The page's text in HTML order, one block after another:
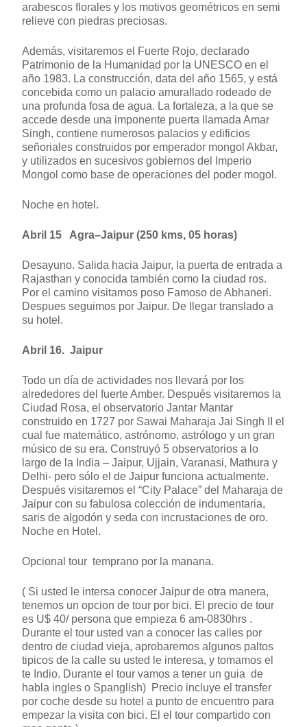
arabescos florales y los motivos geométricos en semi
relieve con piedras preciosas.
Además, visitaremos el Fuerte Rojo, declarado
Patrimonio de la Humanidad por la UNESCO en el
año 1983. La construcción, data del año 1565, y está
concebida como un palacio amurallado rodeado de
una profunda fosa de agua. La fortaleza, a la que se
accede desde una imponente puerta llamada Amar
Singh, contiene numerosos palacios y edificios
señoriales construidos por emperador mongol Akbar,
y utilizados en sucesivos gobiernos del Imperio
Mongol como base de operaciones del poder mogol.
Noche en hotel.
Abril 15 Agra–Jaipur (250 kms, 05 horas)
Desayuno. Salida hacia Jaipur, la puerta de entrada a
Rajasthan y conocida también como la ciudad ros.
Por el camino visitamos poso Famoso de Abhaneri.
Despues seguimos por Jaipur. De llegar translado a
su hotel.
Abril 16. Jaipur
Todo un día de actividades nos llevará por los
alrededores del fuerte Amber. Después visitaremos la
Ciudad Rosa, el observatorio Jantar Mantar
construido en 1727 por Sawai Maharaja Jai Singh II el
cual fue matemático, astrónomo, astrólogo y un gran
músico de su era. Construyó 5 observatorios a lo
largo de la India – Jaipur, Ujjain, Varanasi, Mathura y
Delhi- pero sólo el de Jaipur funciona actualmente.
Después visitaremos el “City Palace” del Maharaja de
Jaipur con su fabulosa colección de indumentaria,
saris de algodón y seda con incrustaciones de oro.
Noche en Hotel.
Opcional tour temprano por la manana.
( Si usted le intersa conocer Jaipur de otra manera,
tenemos un opcion de tour por bici. El precio de tour
es U$ 40/ persona que empieza 6 am-0830hrs .
Durante el tour usted van a conocer las calles por
dentro de ciudad vieja, aprobaremos algunos paltos
tipicos de la calle su usted le interesa, y tomamos el
te Indio. Durante el tour vamos a tener un guia de
habla ingles o Spanglish) Precio incluye el transfer
por coche desde su hotel a punto de encuentro para
empezar la visita con bici. El el tour compartido con